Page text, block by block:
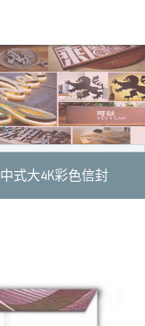
中式大4K彩色信封